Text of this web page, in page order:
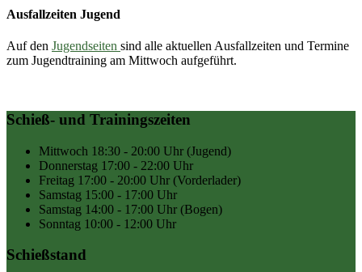
Ausfallzeiten Jugend
Auf den Jugendseiten sind alle aktuellen Ausfallzeiten und Termine
zum Jugendtraining am Mittwoch aufgeführt.
Schieß- und Trainingszeiten
Mittwoch 18:30 - 20:00 Uhr (Jugend)
Donnerstag 17:00 - 22:00 Uhr
Freitag 17:00 - 20:00 Uhr (Vorderlader)
Samstag 15:00 - 17:00 Uhr
Samstag 14:00 - 17:00 Uhr (Bogen)
Sonntag 10:00 - 12:00 Uhr
Schießstand